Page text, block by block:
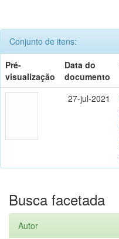
Conjunto de itens:
Pré-
visualização
Data do
documento
27-jul-2021
Busca facetada
Autor